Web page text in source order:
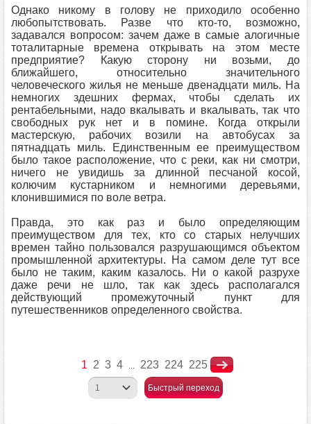
Однако никому в голову не приходило особенно
любопытствовать. Разве что кто‑то, возможно,
задавался вопросом: зачем даже в самые алогичные
тоталитарные времена открывать на этом месте
предприятие? Какую сторону ни возьми, до
ближайшего, относительно значительного
человеческого жилья не меньше двенадцати миль. На
немногих здешних фермах, чтобы сделать их
рентабельными, надо вкалывать и вкалывать, так что
свободных рук нет и в помине. Когда открыли
мастерскую, рабочих возили на автобусах за
пятнадцать миль. Единственным ее преимуществом
было такое расположение, что с реки, как ни смотри,
ничего не увидишь за длинной песчаной косой,
колючим кустарником и немногими деревьями,
клонившимися по воле ветра.
Правда, это как раз и было определяющим
преимуществом для тех, кто со старых нелучших
времен тайно пользовался разрушающимся объектом
промышленной архитектуры. На самом деле тут все
было не таким, каким казалось. Ни о какой разрухе
даже речи не шло, так как здесь располагался
действующий промежуточный пункт для
путешественников определенного свойства.
1 2 3 4 ... 223 224 225
Быстрый переход